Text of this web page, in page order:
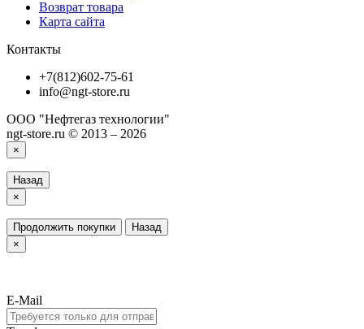
Возврат товара
Карта сайта
Контакты
+7(812)602-75-61
info@ngt-store.ru
ООО "Нефтегаз технологии"
ngt-store.ru © 2013 – 2026
×
Назад
×
Продолжить покупки
Назад
×
E-Mail